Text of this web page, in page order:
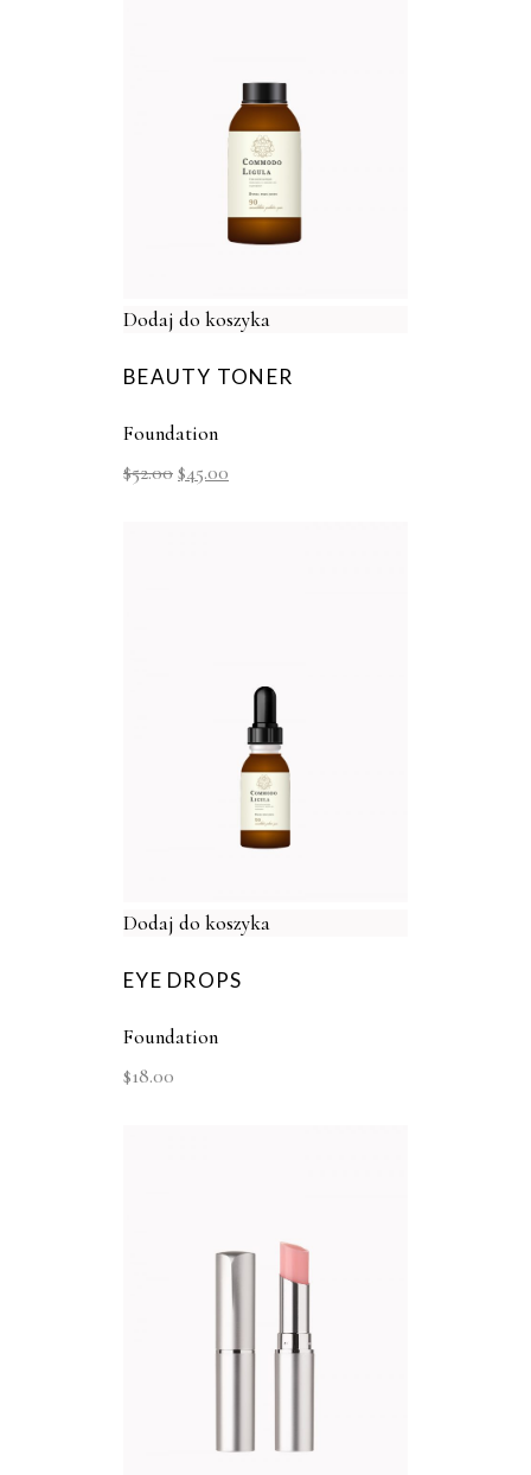
Dodaj do koszyka
BEAUTY TONER
Foundation
$52.00$45.00
Dodaj do koszyka
EYE DROPS
Foundation
$18.00